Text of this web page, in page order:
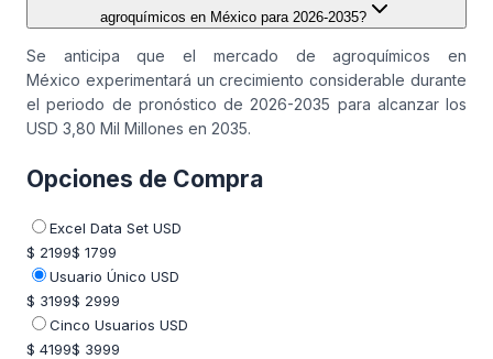
agroquímicos en México para 2026-2035?
Se anticipa que el mercado de agroquímicos en
México experimentará un crecimiento considerable durante
el periodo de pronóstico de 2026-2035 para alcanzar los
USD 3,80 Mil Millones en 2035.
Opciones de Compra
Excel Data Set USD
$ 2199$ 1799
Usuario Único USD
$ 3199$ 2999
Cinco Usuarios USD
$ 4199$ 3999